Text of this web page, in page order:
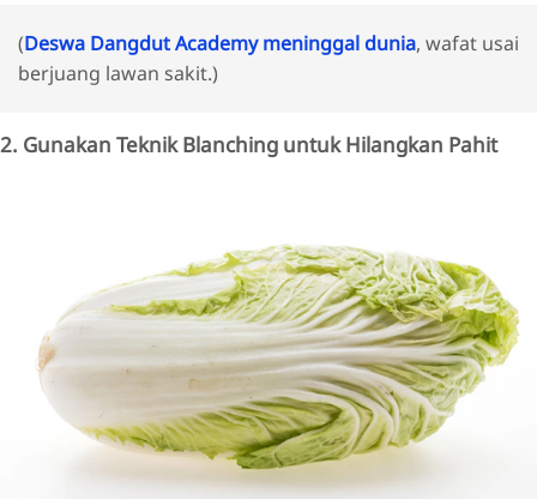
(Deswa Dangdut Academy meninggal dunia, wafat usai
berjuang lawan sakit.)
2. Gunakan Teknik Blanching untuk Hilangkan Pahit